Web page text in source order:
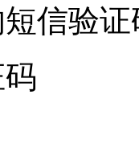
信验证